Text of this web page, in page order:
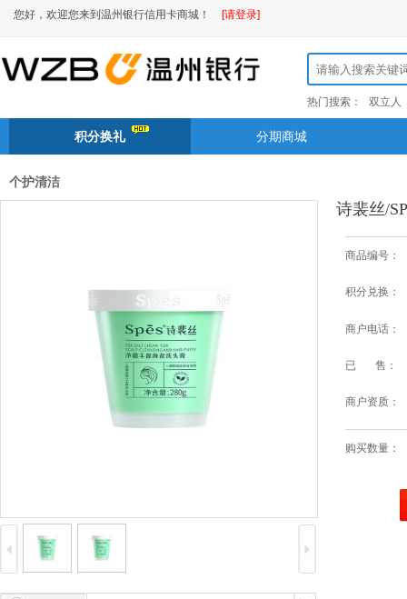
您好，欢迎您来到温州银行信用卡商城！ [请登录]
热门搜索： 双立人
积分换礼 分期商城
个护清洁
诗裴丝/
商品编号：
积分兑换：
商户电话：
已 售：
商户资质：
购买数量：